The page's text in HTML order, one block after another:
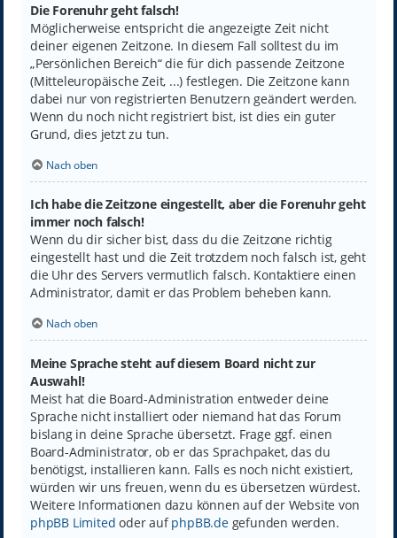
Die Forenuhr geht falsch!
Möglicherweise entspricht die angezeigte Zeit nicht
deiner eigenen Zeitzone. In diesem Fall solltest du im
„Persönlichen Bereich“ die für dich passende Zeitzone
(Mitteleuropäische Zeit, ...) festlegen. Die Zeitzone kann
dabei nur von registrierten Benutzern geändert werden.
Wenn du noch nicht registriert bist, ist dies ein guter
Grund, dies jetzt zu tun.
Nach oben
Ich habe die Zeitzone eingestellt, aber die Forenuhr geht
immer noch falsch!
Wenn du dir sicher bist, dass du die Zeitzone richtig
eingestellt hast und die Zeit trotzdem noch falsch ist, geht
die Uhr des Servers vermutlich falsch. Kontaktiere einen
Administrator, damit er das Problem beheben kann.
Nach oben
Meine Sprache steht auf diesem Board nicht zur
Auswahl!
Meist hat die Board-Administration entweder deine
Sprache nicht installiert oder niemand hat das Forum
bislang in deine Sprache übersetzt. Frage ggf. einen
Board-Administrator, ob er das Sprachpaket, das du
benötigst, installieren kann. Falls es noch nicht existiert,
würden wir uns freuen, wenn du es übersetzen würdest.
Weitere Informationen dazu können auf der Website von
phpBB Limited oder aufphpBB.degefunden werden.